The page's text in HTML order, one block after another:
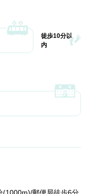
徒歩10分以
内